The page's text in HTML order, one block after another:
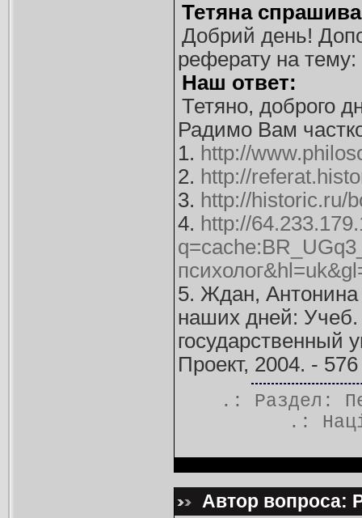
Тетяна
Добрий день!
реферату на тему:
Наш ответ:
Тетяно, доброго
Радимо Вам
1. http://
2. http://
3. http://historic.ru/
4. http://
5. Ждан, Антонина
наших дней:
государственный
Проект, 2004. -
.: Раздел:
.:
Автор вопроса: